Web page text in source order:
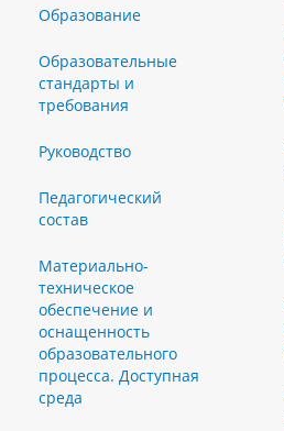
Образование
Образовательные
стандарты и
требования
Руководство
Педагогический
состав
Материально-
техническое
обеспечение и
оснащенность
образовательного
процесса. Доступная
среда